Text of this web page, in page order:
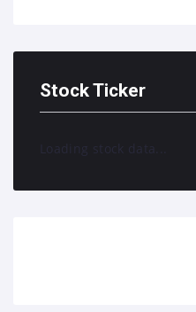
Stock Ticker
Loading stock data...